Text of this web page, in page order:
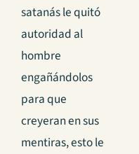
satanás le quitó
autoridad al
hombre
engañándolos
para que
creyeran en sus
mentiras, esto le